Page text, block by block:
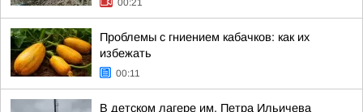
00:21
Проблемы с гниением кабачков: как их
избежать
00:11
В детском лагере им. Петра Ильичева